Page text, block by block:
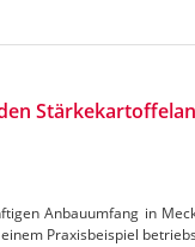
Anbauumfang in
Praxisbeispiel